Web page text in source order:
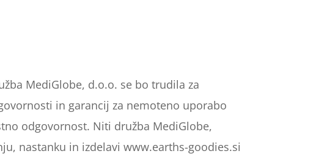
MediGlobe, d.o.o. se bo trudila za
in garancij za nemoteno uporabo
odgovornost. Niti družba MediGlobe,
nastanku in izdelavi www.earths-goodies.si